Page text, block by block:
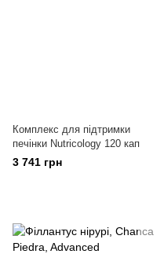
Комплекс для підтримки
печінки Nutricology 120 кап
3 741 грн